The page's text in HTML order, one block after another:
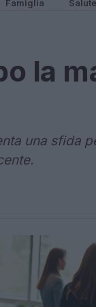
Famiglia
la
una sfida